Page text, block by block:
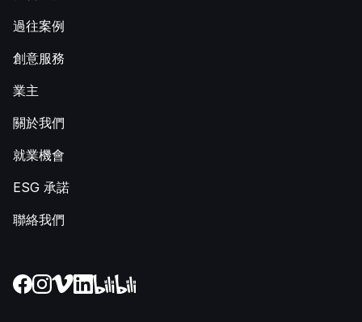
過往案例
創意服務
業主
關於我們
就業機會
ESG 承諾
聯絡我們